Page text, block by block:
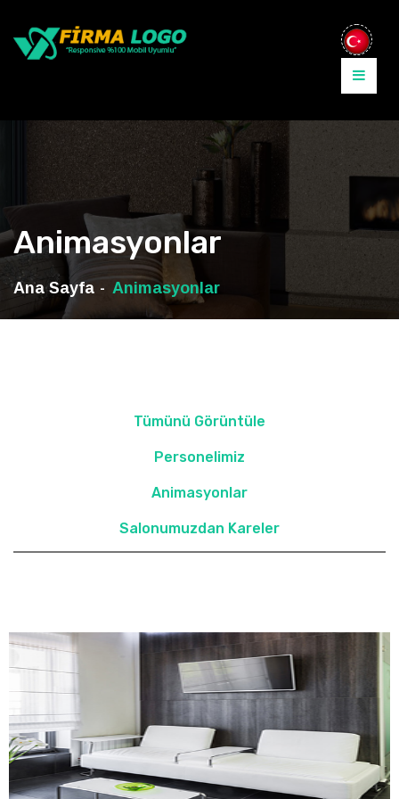
Animasyonlar
Ana Sayfa Animasyonlar
Tümünü Görüntüle
Personelimiz
Animasyonlar
Salonumuzdan Kareler